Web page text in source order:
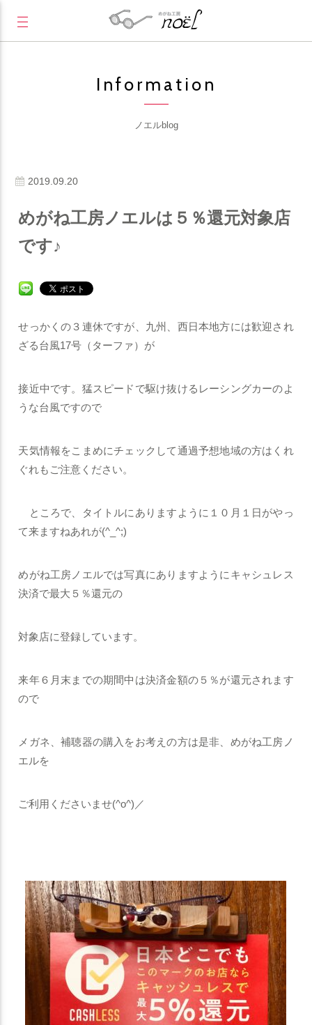
Information
ノエルblog
2019.09.20
めがね工房ノエルは５％還元対象店
です♪
せっかくの３連休ですが、九州、西日本地方には歓迎され
ざる台風17号（ターファ）が
接近中です。猛スピードで駆け抜けるレーシングカーのよ
うな台風ですので
天気情報をこまめにチェックして通過予想地域の方はくれ
ぐれもご注意ください。
ところで、タイトルにありますように１０月１日がやっ
て来ますねあれが(^_^;)
めがね工房ノエルでは写真にありますようにキャシュレス
決済で最大５％還元の
対象店に登録しています。
来年６月末までの期間中は決済金額の５％が還元されます
ので
メガネ、補聴器の購入をお考えの方は是非、めがね工房ノ
エルを
ご利用くださいませ(^o^)／